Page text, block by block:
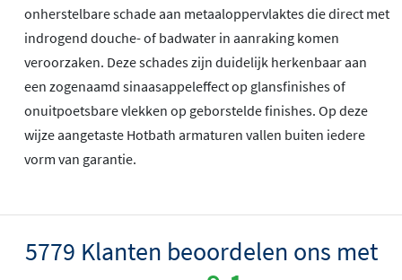
onherstelbare schade aan metaaloppervlaktes die direct met
indrogend douche- of badwater in aanraking komen
veroorzaken. Deze schades zijn duidelijk herkenbaar aan
een zogenaamd sinaasappeleffect op glansfinishes of
onuitpoetsbare vlekken op geborstelde finishes. Op deze
wijze aangetaste Hotbath armaturen vallen buiten iedere
vorm van garantie.
5779 Klanten beoordelen ons met